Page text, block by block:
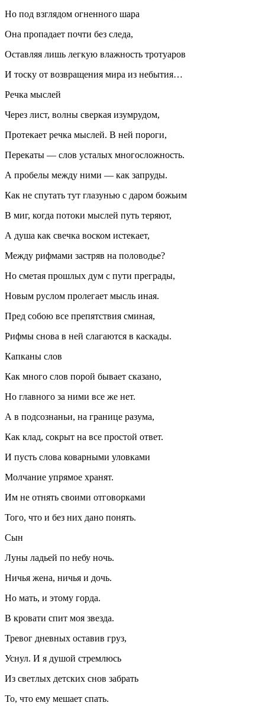
Но под взглядом огненного шара
Она пропадает почти без следа,
Оставляя лишь легкую влажность тротуаров
И тоску от возвращения мира из небытия…
Речка мыслей
Через лист, волны сверкая изумрудом,
Протекает речка мыслей. В ней пороги,
Перекаты — слов усталых многосложность.
А пробелы между ними — как запруды.
Как не спутать тут глазунью с даром божьим
В миг, когда потоки мыслей путь теряют,
А душа как свечка воском истекает,
Между рифмами застряв на половодье?
Но сметая прошлых дум с пути преграды,
Новым руслом пролегает мысль иная.
Пред собою все препятствия сминая,
Рифмы снова в ней слагаются в каскады.
Капканы слов
Как много слов порой бывает сказано,
Но главного за ними все же нет.
А в подсознаньи, на границе разума,
Как клад, сокрыт на все простой ответ.
И пусть слова коварными уловками
Молчание упрямое хранят.
Им не отнять своими отговорками
Того, что и без них дано понять.
Сын
Луны ладьей по небу ночь.
Ничья жена, ничья и дочь.
Но мать, и этому горда.
В кровати спит моя звезда.
Тревог дневных оставив груз,
Уснул. И я душой стремлюсь
Из светлых детских снов забрать
То, что ему мешает спать.